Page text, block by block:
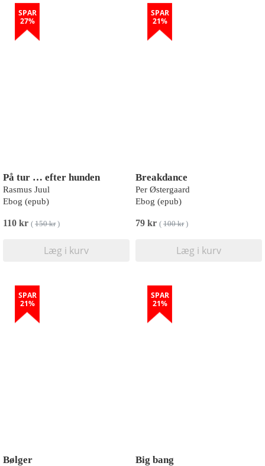
SPAR
27%
På tur … efter hunden
Rasmus Juul
Ebog (epub)
110 kr ( 150 kr)
Læg i kurv
SPAR
21%
Breakdance
Per Østergaard
Ebog (epub)
79 kr ( 100 kr)
Læg i kurv
SPAR
21%
Bølger
SPAR
21%
Big bang